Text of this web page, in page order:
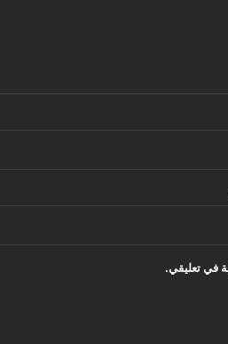
في تعليقي.